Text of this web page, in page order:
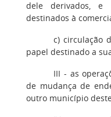
dele derivados, e
destinados à
c) circulação
papel destinado a
III - as
de mudança de
outro município